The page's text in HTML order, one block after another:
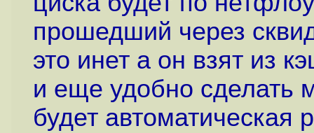
прошедший через
это инет а он взят из
и еще удобно сделать
будет автоматическая